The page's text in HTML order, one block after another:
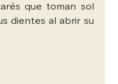
que toman sol
dientes al abrir su